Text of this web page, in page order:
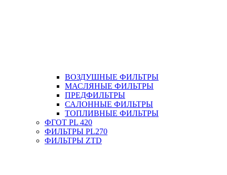
ВОЗДУШНЫЕ ФИЛЬТРЫ
МАСЛЯНЫЕ ФИЛЬТРЫ
ПРЕДФИЛЬТРЫ
САЛОННЫЕ ФИЛЬТРЫ
ТОПЛИВНЫЕ ФИЛЬТРЫ
ФГОТ PL 420
ФИЛЬТРЫ PL270
ФИЛЬТРЫ ZTD